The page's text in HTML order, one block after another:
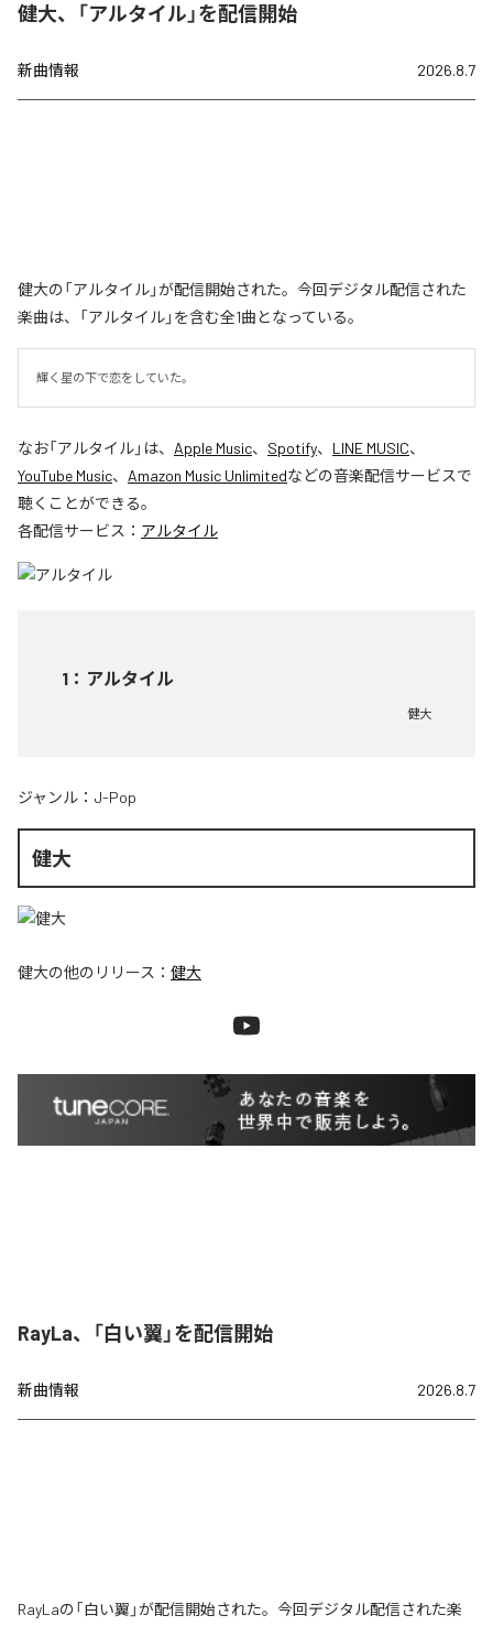
健大、「アルタイル」を配信開始
新曲情報 2026.8.7
健大の「アルタイル」が配信開始された。今回デジタル配信された
楽曲は、「アルタイル」を含む全1曲となっている。
輝く星の下で恋をしていた。
なお「アルタイル」は、 Apple Music、 Spotify、 LINE MUSIC、
YouTube Music、 Amazon Music Unlimitedなどの音楽配信サービスで
聴くことができる。
各配信サービス： アルタイル
1 ： アルタイル
健大
ジャンル： J-Pop
健大
健大の他のリリース： 健大
RayLa、「白い翼」を配信開始
新曲情報 2026.8.7
RayLaの「白い翼」が配信開始された。今回デジタル配信された楽